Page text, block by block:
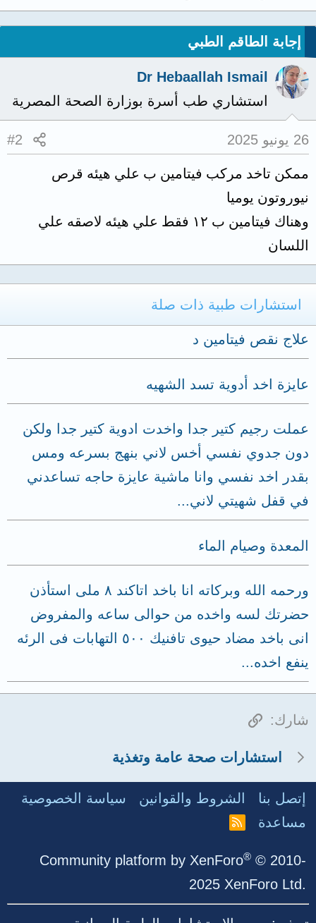
إجابة الطاقم الطبي
Dr Hebaallah Ismail
استشاري طب أسرة بوزارة الصحة المصرية
26 يونيو 2025 #2
ممكن تاخد مركب فيتامين ب علي هيئه قرص
نيوروتون يوميا
وهناك فيتامين ب ١٢ فقط علي هيئه لاصقه علي
اللسان
استشارات طبية ذات صلة
علاج نقص فيتامين د
عايزة اخد أدوية تسد الشهيه
عملت رجيم كتير جدا واخدت ادوية كتير جدا ولكن
دون جدوي نفسي أخس لاني بنهج بسرعه ومس
بقدر اخد نفسي وانا ماشية عايزة حاجه تساعدني
في قفل شهيتي لاني...
المعدة وصيام الماء
ورحمه الله وبركاته انا باخد اتاكند ٨ ملى استأذن
حضرتك لسه واخده من حوالى ساعه والمفروض
انى باخد مضاد حيوى تافنيك ٥٠٠ التهابات فى الرئه
ينفع اخده...
شارك: الرابط
استشارات صحة عامة وتغذية
إتصل بنا الشروط والقوانين
سياسة الخصوصية
مساعدة
R
Community platform by XenForo® © 2010-
2025 XenForo Ltd.